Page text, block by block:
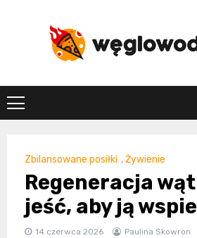
Zbilansowane posiłki ,Żywienie
Regeneracja
jeść, aby ją
14 czerwca 2026 Paulina Skowron